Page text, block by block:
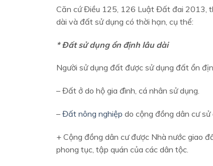
Căn cứ Điều 125, 126 Luật Đất đai 2013,
dài và đất sử dụng có thời hạn, cụ thể:
* Đất sử dụng ổn định lâu dài
Người sử dụng đất được sử dụng đất ổn
– Đất ở do hộ gia đình, cá nhân sử dụng.
– Đất nông nghiệp do cộng đồng dân cư
+ Cộng đồng dân cư được Nhà nước giao
phong tục, tập quán của các dân tộc.